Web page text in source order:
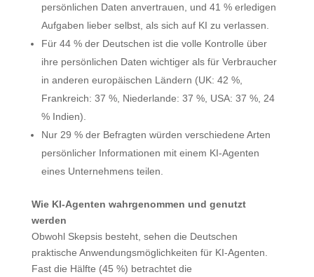
persönlichen Daten anvertrauen, und 41 % erledigen
Aufgaben lieber selbst, als sich auf KI zu verlassen.
Für 44 % der Deutschen ist die volle Kontrolle über
ihre persönlichen Daten wichtiger als für Verbraucher
in anderen europäischen Ländern (UK: 42 %,
Frankreich: 37 %, Niederlande: 37 %, USA: 37 %, 24
% Indien).
Nur 29 % der Befragten würden verschiedene Arten
persönlicher Informationen mit einem KI-Agenten
eines Unternehmens teilen.
Wie KI-Agenten wahrgenommen und genutzt
werden
Obwohl Skepsis besteht, sehen die Deutschen
praktische Anwendungsmöglichkeiten für KI-Agenten.
Fast die Hälfte (45 %) betrachtet die